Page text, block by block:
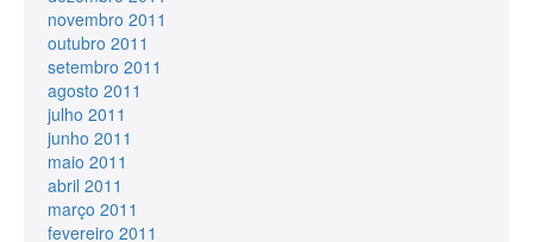
novembro 2011
outubro 2011
setembro 2011
agosto 2011
julho 2011
junho 2011
maio 2011
abril 2011
março 2011
fevereiro 2011